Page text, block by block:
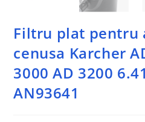
Filtru plat pentru
cenusa Karcher
3000 AD 3200
AN93641